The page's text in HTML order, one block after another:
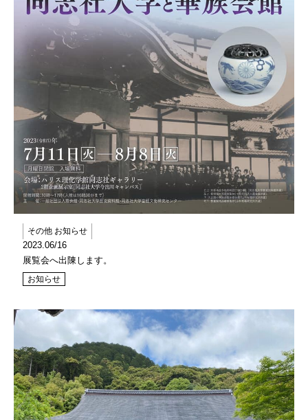
その他 お知らせ
2023.06/16
展覧会へ出陳します。
お知らせ